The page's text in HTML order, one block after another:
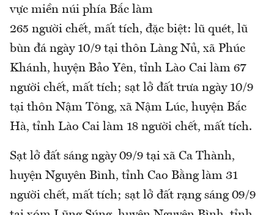
vực miền núi phía Bắc làm
265 người chết, mất tích, đặc biệt: lũ quét, lũ
bùn đá ngày 10/9 tại thôn Làng Nủ, xã Phúc
Khánh, huyện Bảo Yên, tỉnh Lào Cai làm 67
người chết, mất tích; sạt lở đất trưa ngày 10/9
tại thôn Nậm Tông, xã Nậm Lúc, huyện Bắc
Hà, tỉnh Lào Cai làm 18 người chết, mất tích.
Sạt lở đất sáng ngày 09/9 tại xã Ca Thành,
huyện Nguyên Bình, tỉnh Cao Bằng làm 31
người chết, mất tích; sạt lở đất rạng sáng 09/9